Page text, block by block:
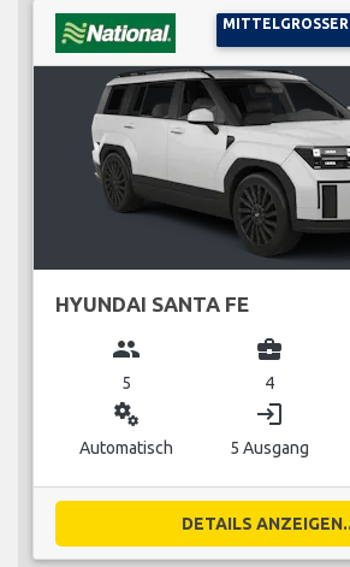
MITTELGROSSER
HYUNDAI SANTA FE
group
5
business_center
4
miscellaneous_services
Automatisch
login
5 Ausgang
DETAILS